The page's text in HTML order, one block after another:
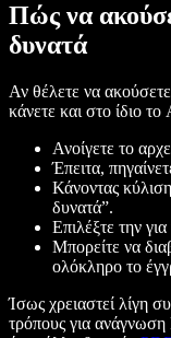
Πώς να
δυνατά
Αν θέλετε να
κάνετε και στο ίδιο
Ανοίγετε το
Έπειτα,
Κάνοντας
δυνατά”.
Επιλέξτε την
Μπορείτε να
ολόκληρο το
Ίσως χρειαστεί λίγη
τρόπους για